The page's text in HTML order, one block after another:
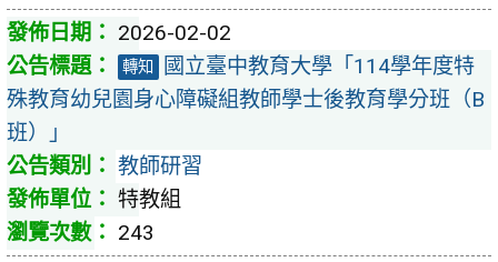
2026-02-02
轉知
國立臺中教育大學「114學年度特
殊教育幼兒園身心障礙組教師學士後教育學分班（B
班）」
教師研習
特教組
243